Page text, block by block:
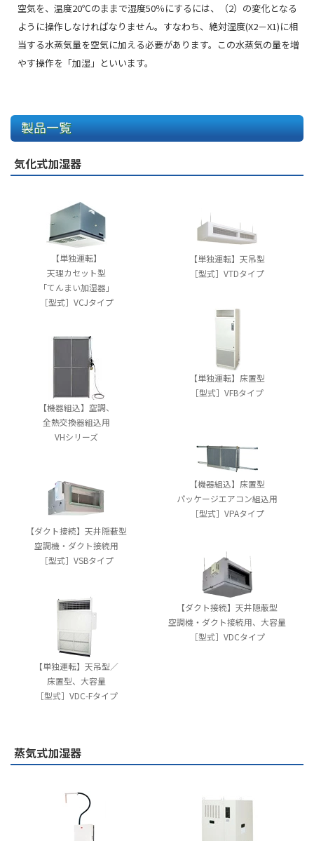
空気を、温度20℃のままで湿度50％にするには、（2）の変化となる
ように操作しなければなりません。すなわち、絶対湿度(X2－X1)に相
当する水蒸気量を空気に加える必要があります。この水蒸気の量を増
やす操作を「加湿」といいます。
製品一覧
気化式加湿器
【単独運転】
天理カセット型
「てんまい加湿器」
［型式］VCJタイプ
【単独運転】天吊型
［型式］VTDタイプ
【単独運転】床置型
［型式］VFBタイプ
【機器組込】空調、
全熱交換器組込用
VHシリーズ
【機器組込】床置型
パッケージエアコン組込用
［型式］VPAタイプ
【ダクト接続】天井隠蔽型
空調機・ダクト接続用
［型式］VSBタイプ
【ダクト接続】天井隠蔽型
空調機・ダクト接続用、大容量
［型式］VDCタイプ
【単独運転】天吊型／
床置型、大容量
［型式］VDC-Fタイプ
蒸気式加湿器